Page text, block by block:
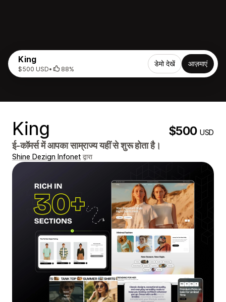
King
$500 USD• 88%
डेमो देखें आज़माएं
King $500USD
ई-कॉमर्स में आपका साम्राज्य यहीं से शुरू होता है।
Shine Dezign Infonet द्वारा